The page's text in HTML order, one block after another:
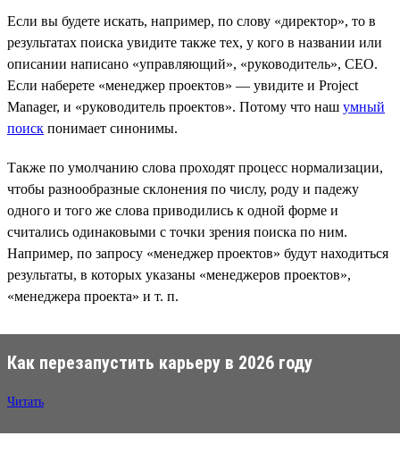
Если вы будете искать, например, по слову «директор», то в
результатах поиска увидите также тех, у кого в названии или
описании написано «управляющий», «руководитель», CEO.
Если наберете «менеджер проектов» — увидите и Project
Manager, и «руководитель проектов». Потому что наш умный
поиск понимает синонимы.
Также по умолчанию слова проходят процесс нормализации,
чтобы разнообразные склонения по числу, роду и падежу
одного и того же слова приводились к одной форме и
считались одинаковыми с точки зрения поиска по ним.
Например, по запросу «менеджер проектов» будут находиться
результаты, в которых указаны «менеджеров проектов»,
«менеджера проекта» и т. п.
Как перезапустить карьеру в 2026 году
Читать